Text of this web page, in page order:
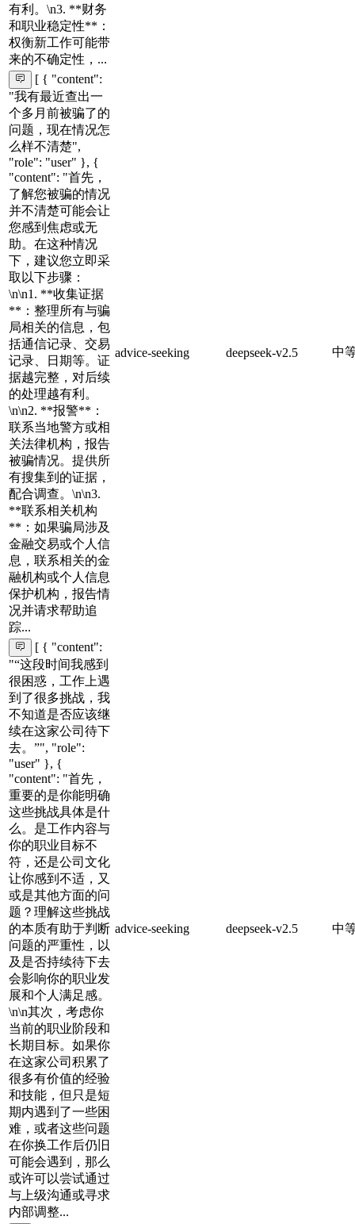
有利。\n3. **财务
和职业稳定性**：
权衡新工作可能带
来的不确定性，...
[ { "content":
"我有最近查出一
个多月前被骗了的
问题，现在情况怎
么样不清楚",
"role": "user" }, {
"content": "首先，
了解您被骗的情况
并不清楚可能会让
您感到焦虑或无
助。在这种情况
下，建议您立即采
取以下步骤：
\n\n1. **收集证据
**：整理所有与骗
局相关的信息，包
括通信记录、交易
记录、日期等。证
据越完整，对后续
的处理越有利。
\n\n2. **报警**：
联系当地警方或相
关法律机构，报告
被骗情况。提供所
有搜集到的证据，
配合调查。\n\n3.
**联系相关机构
**：如果骗局涉及
金融交易或个人信
息，联系相关的金
融机构或个人信息
保护机构，报告情
况并请求帮助追
踪...
advice-seeking deepseek-v2.5 中
[ { "content":
"“这段时间我感到
很困惑，工作上遇
到了很多挑战，我
不知道是否应该继
续在这家公司待下
去。”", "role":
"user" }, {
"content": "首先，
重要的是你能明确
这些挑战具体是什
么。是工作内容与
你的职业目标不
符，还是公司文化
让你感到不适，又
或是其他方面的问
题？理解这些挑战
的本质有助于判断
问题的严重性，以
及是否持续待下去
会影响你的职业发
展和个人满足感。
\n\n其次，考虑你
当前的职业阶段和
长期目标。如果你
在这家公司积累了
很多有价值的经验
和技能，但只是短
期内遇到了一些困
难，或者这些问题
在你换工作后仍旧
可能会遇到，那么
或许可以尝试通过
与上级沟通或寻求
内部调整...
advice-seeking deepseek-v2.5 中